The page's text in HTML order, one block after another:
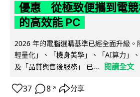
優惠 從極致便攜到電競
的高效能 PC
2026 年的電腦選購基準已經全面升級。
輕量化」、「機身美學」、「AI算力」
及「品質與售後服務」 已...
閱讀全文
37 8 ↗ 分享